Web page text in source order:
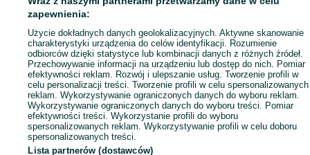
zapewnienia:
Użycie dokładnych danych geolokalizacyjnych. Aktywne skanowanie
charakterystyki urządzenia do celów identyfikacji. Rozumienie
odbiorców dzięki statystyce lub kombinacji danych z różnych źródeł.
Przechowywanie informacji na urządzeniu lub dostęp do nich. Pomiar
efektywności reklam. Rozwój i ulepszanie usług. Tworzenie profili w
celu personalizacji treści. Tworzenie profili w celu spersonalizowanych
reklam. Wykorzystywanie ograniczonych danych do wyboru reklam.
Wykorzystywanie ograniczonych danych do wyboru treści. Pomiar
efektywności treści. Wykorzystanie profili do wyboru
spersonalizowanych reklam. Wykorzystywanie profili w celu doboru
spersonalizowanych treści.
Lista partnerów (dostawców)